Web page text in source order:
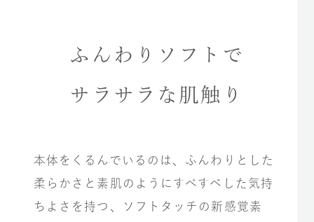
ふんわりソフトで
サラサラな肌触り
本体をくるんでいるのは、ふんわりとした
柔らかさと素肌のようにすべすべした気持
ちよさを持つ、ソフトタッチの新感覚素